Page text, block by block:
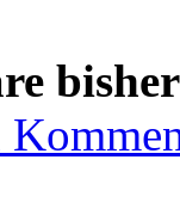
bisher